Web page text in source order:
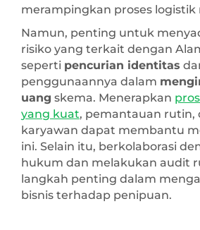
merampingkan proses logistik
Namun, penting untuk
risiko yang terkait dengan
seperti pencurian identitas
penggunaannya dalam
uang skema. Menerapkan
yang kuat, pemantauan rutin,
karyawan dapat membantu
ini. Selain itu, berkolaborasi
hukum dan melakukan audit
langkah penting dalam
bisnis terhadap penipuan.